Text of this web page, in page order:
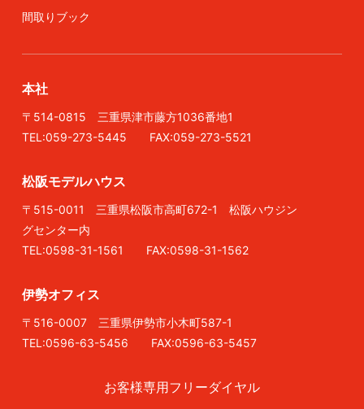
間取りブック
本社
〒514-0815 三重県津市藤方1036番地1
TEL:059-273-5445 FAX:059-273-5521
松阪モデルハウス
〒515-0011 三重県松阪市高町672-1 松阪ハウジン
グセンター内
TEL:0598-31-1561 FAX:0598-31-1562
伊勢オフィス
〒516-0007 三重県伊勢市小木町587-1
TEL:0596-63-5456 FAX:0596-63-5457
お客様専用フリーダイヤル